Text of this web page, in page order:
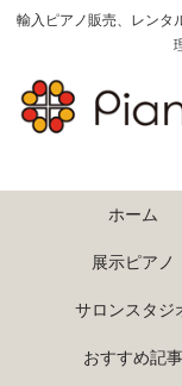
輸入ピアノ販売、レンタ
ホーム
展示ピアノ
サロンスタジ
おすすめ記事